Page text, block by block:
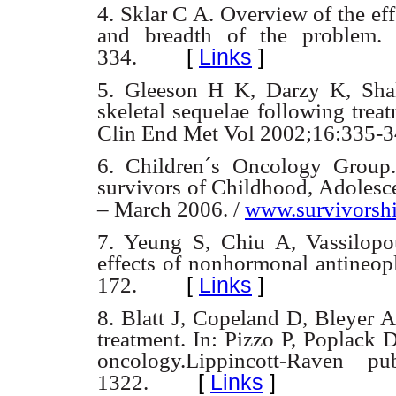
4. Sklar C A. Overview of the
and breadth of the
334. [ Links ]
5. Gleeson H K, Darzy K,
skeletal sequelae following
Clin End Met Vol 2002;16:335-
6. Children´s Oncology
survivors of Childhood,
– March 2006. /
7. Yeung S, Chiu A,
effects of nonhormonal
172. [ Links ]
8. Blatt J, Copeland D, Bleyer
treatment. In: Pizzo P, Poplack
oncology.Lippincott-Raven
1322. [ Links ]